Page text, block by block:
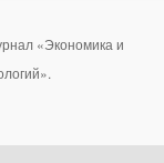
«Экономика и